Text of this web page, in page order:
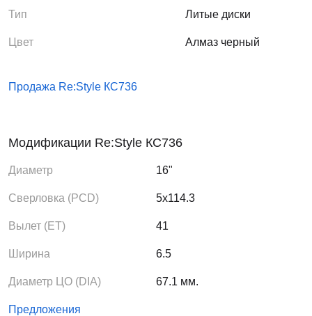
Тип Литые диски
Цвет Алмаз черный
Продажа Re:Style КС736
Модификации Re:Style КС736
Диаметр 16"
Сверловка (PCD) 5x114.3
Вылет (ЕТ) 41
Ширина 6.5
Диаметр ЦО (DIA) 67.1 мм.
Предложения